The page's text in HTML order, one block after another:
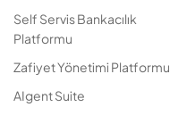
Self Servis Bankacılık
Platformu
Zafiyet Yönetimi Platformu
AIgent Suite